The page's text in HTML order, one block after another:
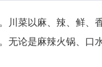
菜以麻、辣、鲜、
论是麻辣火锅、